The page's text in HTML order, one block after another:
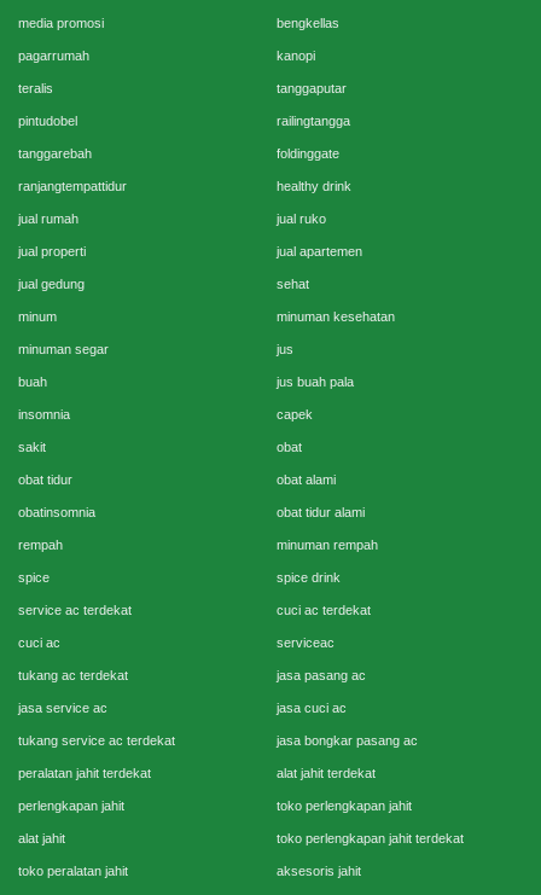
media promosi bengkellas
pagarrumah kanopi
teralis tanggaputar
pintudobel railingtangga
tanggarebah foldinggate
ranjangtempattidur healthy drink
jual rumah jual ruko
jual properti jual apartemen
jual gedung sehat
minum minuman kesehatan
minuman segar jus
buah jus buah pala
insomnia capek
sakit obat
obat tidur obat alami
obatinsomnia obat tidur alami
rempah minuman rempah
spice spice drink
service ac terdekat cuci ac terdekat
cuci ac serviceac
tukang ac terdekat jasa pasang ac
jasa service ac jasa cuci ac
tukang service ac terdekat jasa bongkar pasang ac
peralatan jahit terdekat alat jahit terdekat
perlengkapan jahit toko perlengkapan jahit
alat jahit toko perlengkapan jahit terdekat
toko peralatan jahit aksesoris jahit